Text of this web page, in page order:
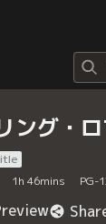
ング・
1h 46mins PG-